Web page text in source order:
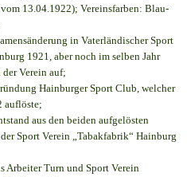
13.04.1922); Vereinsfarben: Blau-
in Vaterländischer Sport
1921, aber noch im selben Jahr
Verein auf;
Hainburger Sport Club, welcher
auflöste;
aus den beiden aufgelösten
Sport Verein „Tabakfabrik“ Hainburg
Arbeiter Turn und Sport Verein